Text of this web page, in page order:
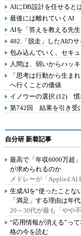
AIにDB設計を任せると
最後には離れていくAI
AIを「答えを教える先
482.「脱走」したAIの
包み込んでいく、セキ
人間は、弱いからハッ
「思考は行動から生ま
へ行くことの価値
イノウーの選択 (12) 慣
第742回 結果を引き受
自分研 新着記事
最高で「年収6000万
が求められるのか
メドレーが「Applied AI
生成AIを“使ったこと
「満足」する理由は年
20～30代が最も「やや
“応用情報が消える”っ
格の今を読む